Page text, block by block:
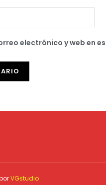
electrónico y web en
VGstudio